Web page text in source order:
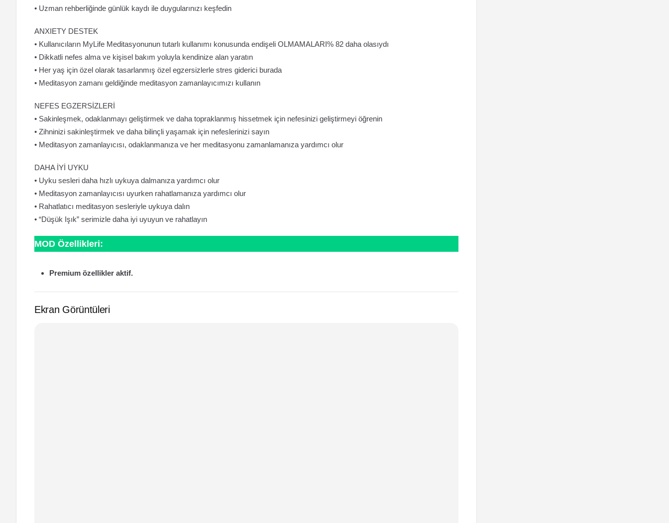
• Uzman rehberliğinde günlük kaydı ile duygularınızı keşfedin
ANXIETY DESTEK
• Kullanıcıların MyLife Meditasyonunun tutarlı kullanımı konusunda endişeli OLMAMALARI% 82 daha olasıydı
• Dikkatli nefes alma ve kişisel bakım yoluyla kendinize alan yaratın
• Her yaş için özel olarak tasarlanmış özel egzersizlerle stres giderici burada
• Meditasyon zamanı geldiğinde meditasyon zamanlayıcımızı kullanın
NEFES EGZERSİZLERİ
• Sakinleşmek, odaklanmayı geliştirmek ve daha topraklanmış hissetmek için nefesinizi geliştirmeyi öğrenin
• Zihninizi sakinleştirmek ve daha bilinçli yaşamak için nefeslerinizi sayın
• Meditasyon zamanlayıcısı, odaklanmanıza ve her meditasyonu zamanlamanıza yardımcı olur
DAHA İYİ UYKU
• Uyku sesleri daha hızlı uykuya dalmanıza yardımcı olur
• Meditasyon zamanlayıcısı uyurken rahatlamanıza yardımcı olur
• Rahatlatıcı meditasyon sesleriyle uykuya dalın
• “Düşük Işık” serimizle daha iyi uyuyun ve rahatlayın
MOD Özellikleri:
Premium özellikler aktif.
Ekran Görüntüleri